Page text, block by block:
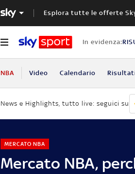
Esplora tutte le offerte
In evidenza:
NBA Video Calendario
News e Highlights, tutto live: seguici su
Mercato NBA,
MERCATO NBA